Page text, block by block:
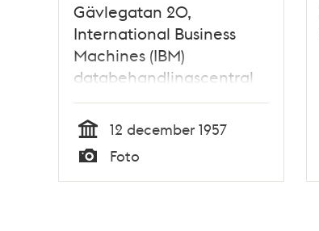
Gävlegatan 20,
International Business
Machines (IBM)
databehandlingscentral
invigs i Stockholm.
Statsrådet G. Lange
startar den nya
databehandlingscentralen,
t.v. IBM:s svenske dir. H.
Tid
12 december 1957
Typ
Foto